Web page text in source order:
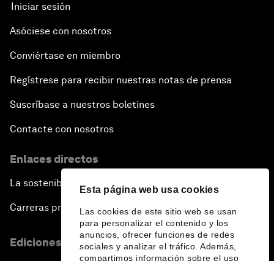
Esta página web usa cookies
Las cookies de este sitio web se usan
para personalizar el contenido y los
anuncios, ofrecer funciones de redes
sociales y analizar el tráfico. Además,
compartimos información sobre el uso
Iniciar sesión
Asóciese con nosotros
Conviértase en miembro
Regístrese para recibir nuestras notas de prensa
Suscríbase a nuestros boletines
Contacte con nosotros
Enlaces directos
La sostenibilidad en el Foro
Carreras profesionales
Ediciones en otros idiomas